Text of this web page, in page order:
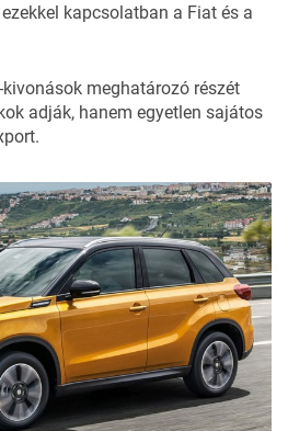
kapcsolatban a Fiat és a
meghatározó részét
adják, hanem egyetlen sajátos